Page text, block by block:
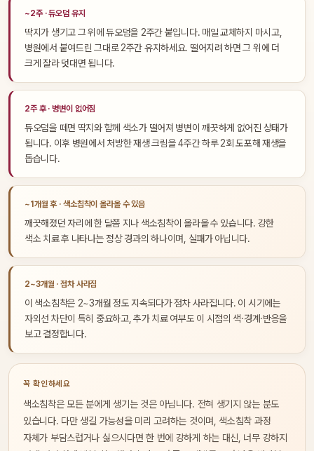
~2주 · 듀오덤 유지
딱지가 생기고 그 위에 듀오덤을 2주간 붙입니다. 매일 교체하지 마시고,
병원에서 붙여드린 그대로 2주간 유지하세요. 떨어지려 하면 그 위에 더
크게 잘라 덧대면 됩니다.
2주 후 · 병변이 없어짐
듀오덤을 떼면 딱지와 함께 색소가 떨어져 병변이 깨끗하게 없어진 상태가
됩니다. 이후 병원에서 처방한 재생 크림을 4주간 하루 2회 도포해 재생을
돕습니다.
~1개월 후 · 색소침착이 올라올 수 있음
깨끗해졌던 자리에 한 달쯤 지나 색소침착이 올라올 수 있습니다. 강한
색소 치료 후 나타나는 정상 경과의 하나이며, 실패가 아닙니다.
2~3개월 · 점차 사라짐
이 색소침착은 2~3개월 정도 지속되다가 점차 사라집니다. 이 시기에는
자외선 차단이 특히 중요하고, 추가 치료 여부도 이 시점의 색·경계·반응을
보고 결정합니다.
꼭 확인하세요
색소침착은 모든 분에게 생기는 것은 아닙니다. 전혀 생기지 않는 분도
있습니다. 다만 생길 가능성을 미리 고려하는 것이며, 색소침착 과정
자체가 부담스럽거나 싫으시다면 한 번에 강하게 하는 대신, 너무 강하지